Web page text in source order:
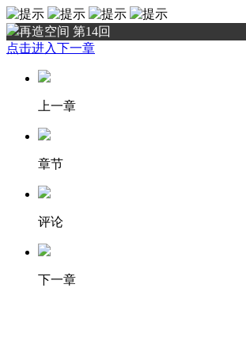
再造空间 第14回
点击进入下一章
上一章
章节
评论
下一章